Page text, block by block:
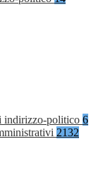
indirizzo-politico 6
2132